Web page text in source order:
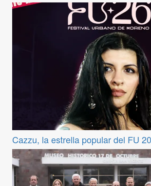
Cazzu, la estrella popular del FU